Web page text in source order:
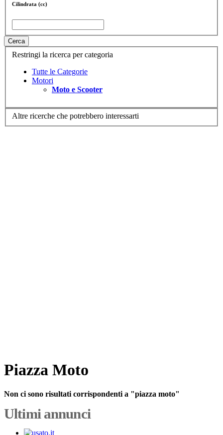
Cilindrata (cc)
Cerca
Restringi la ricerca per categoria
Tutte le Categorie
Motori
Moto e Scooter
Altre ricerche che potrebbero interessarti
Piazza Moto
Non ci sono risultati corrispondenti a "piazza moto"
Ultimi annunci